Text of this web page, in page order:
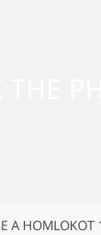
A HOMLOKOT